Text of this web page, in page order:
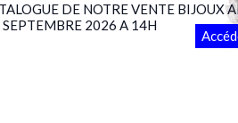
DE NOTRE VENTE BIJOUX
2026 A 14H